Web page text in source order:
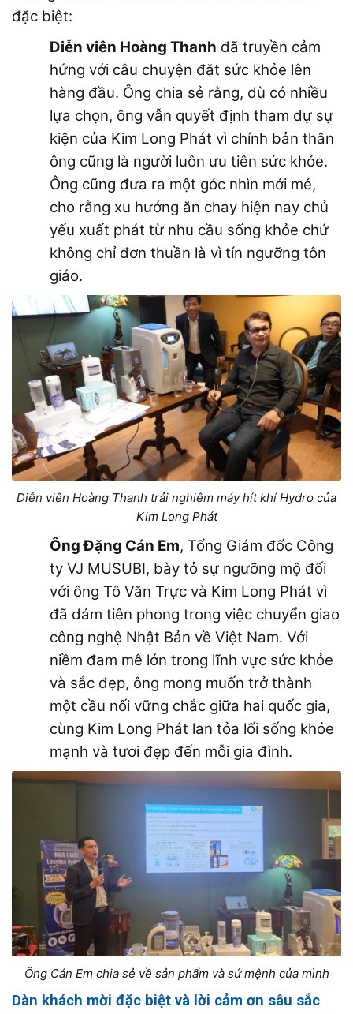
đặc biệt:
Diễn viên Hoàng Thanh đã truyền cảm
hứng với câu chuyện đặt sức khỏe lên
hàng đầu. Ông chia sẻ rằng, dù có nhiều
lựa chọn, ông vẫn quyết định tham dự sự
kiện của Kim Long Phát vì chính bản thân
ông cũng là người luôn ưu tiên sức khỏe.
Ông cũng đưa ra một góc nhìn mới mẻ,
cho rằng xu hướng ăn chay hiện nay chủ
yếu xuất phát từ nhu cầu sống khỏe chứ
không chỉ đơn thuần là vì tín ngưỡng tôn
giáo.
Diễn viên Hoàng Thanh trải nghiệm máy hít khí Hydro của
Kim Long Phát
Ông Đặng Cán Em, Tổng Giám đốc Công
ty VJ MUSUBI, bày tỏ sự ngưỡng mộ đối
với ông Tô Văn Trực và Kim Long Phát vì
đã dám tiên phong trong việc chuyển giao
công nghệ Nhật Bản về Việt Nam. Với
niềm đam mê lớn trong lĩnh vực sức khỏe
và sắc đẹp, ông mong muốn trở thành
một cầu nối vững chắc giữa hai quốc gia,
cùng Kim Long Phát lan tỏa lối sống khỏe
mạnh và tươi đẹp đến mỗi gia đình.
Ông Cán Em chia sẻ về sản phẩm và sứ mệnh của mình
Dàn khách mời đặc biệt và lời cảm ơn sâu sắc